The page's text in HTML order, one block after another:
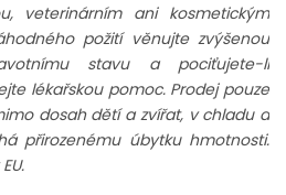
veterinárním ani kosmetickým
požití věnujte zvýšenou
stavu a pociťujete-li
lékařskou pomoc. Prodej pouze
dosah dětí a zvířat, v chladu a
přirozenému úbytku hmotnosti.